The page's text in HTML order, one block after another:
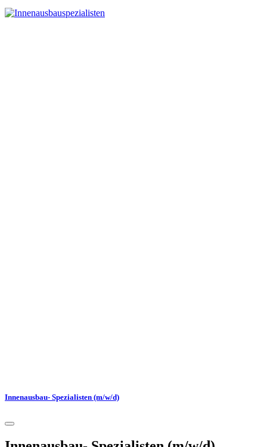
Innenausbau- Spezialisten (m/w/d)